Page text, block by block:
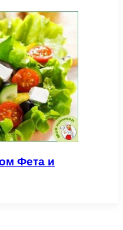
Фета и